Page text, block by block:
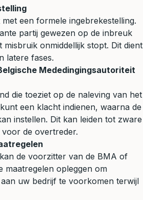
een formele ingebrekestelling.
partij gewezen op de inbreuk
misbruik onmiddellijk stopt. Dit dient
latere fases.
Mededingingsautoriteit
die toeziet op de naleving van het
een klacht indienen, waarna de
instellen. Dit kan leiden tot zware
voor de overtreder.
de voorzitter van de BMA of
maatregelen opleggen om
uw bedrijf te voorkomen terwijl